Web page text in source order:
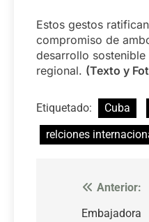
Estos gestos
compromiso de
desarrollo
regional. (Texto y
Etiquetado: Cuba
relciones
Navegación
Anterior:
Embajadora